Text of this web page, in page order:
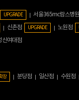
UPGRADE 서울365mc람스병원
신촌점 UPGRADE 노원점
신여대점
장 분당점 일산점 수원점